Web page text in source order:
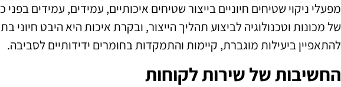
מפעלי ניקוי שטיחים חיוניים בייצור שטיחים איכותיים, עמידים, עמידים
של מכונות וטכנולוגיה לביצוע תהליך הייצור, ובקרת איכות היא היבט חיוני
להתאפיין ביעילות מוגברת, קיימות והתמקדות בחומרים ידידותיים לסביבה.
החשיבות של שירות לקוחות